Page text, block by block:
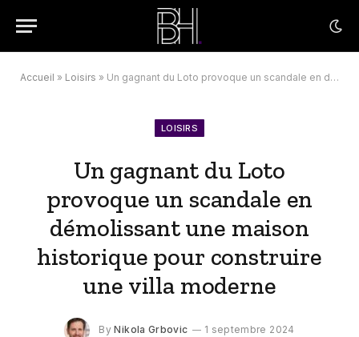
Accueil » Loisirs » Un gagnant du Loto provoque un scandale en démolissant une maison historique pour construire une villa moderne
LOISIRS
Un gagnant du Loto
provoque un scandale en
démolissant une maison
historique pour construire
une villa moderne
By Nikola Grbovic 1 septembre 2024